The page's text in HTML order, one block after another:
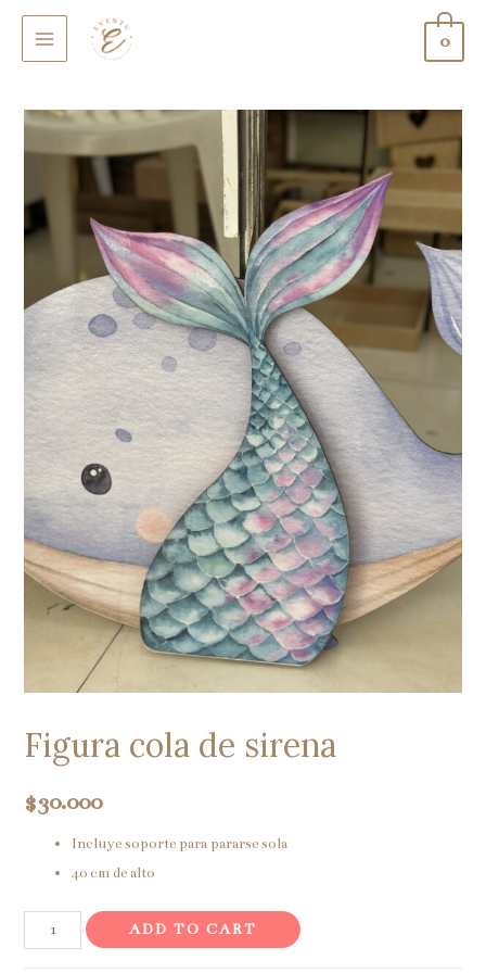
MAIN
0
Figura cola de sirena
$30.000
Incluye soporte para pararse sola
40 cm de alto
Figura
cola
ADD TO CART